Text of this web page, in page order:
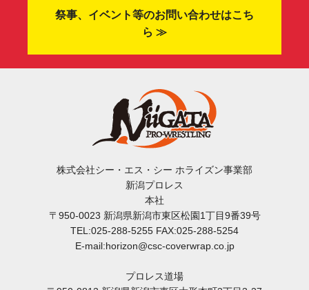
祭事、イベント等のお問い合わせはこち
ら ≫
株式会社シー・エス・シー ホライズン事業部
新潟プロレス
本社
〒950-0023 新潟県新潟市東区松園1丁目9番39号
TEL:025-288-5255 FAX:025-288-5254
E-mail:horizon@csc-coverwrap.co.jp
プロレス道場